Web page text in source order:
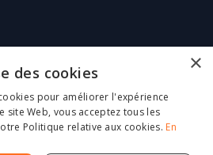
des entrepreneurs
×
des cookies
pour améliorer l'expérience
site Web, vous acceptez tous les
Politique relative aux cookies. En